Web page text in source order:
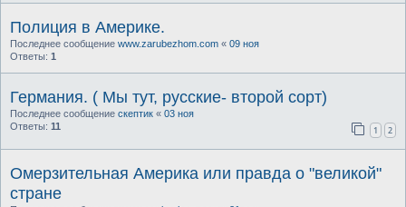
Полиция в Америке.
Последнее сообщение www.zarubezhom.com « 09 ноя
Ответы: 1
Германия. ( Мы тут, русские- второй сорт)
Последнее сообщение скептик « 03 ноя
Ответы: 11 1 2
Омерзительная Америка или правда о "великой"
стране